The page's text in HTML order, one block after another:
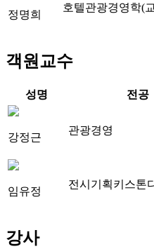
정명희
호텔관광경영학(
객원교수
성명 전공
강정근
관광경영
임유정
전시기획키스톤
강사